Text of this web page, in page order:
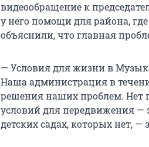
видеообращение к
у него помощи для района,
объяснили, что главная
— Условия для жизни в
Наша администрация в
решения наших проблем. Нет
условий для передвижения —
детских садах, которых нет,